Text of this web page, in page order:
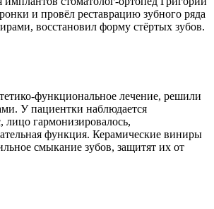
и провёл реставрацию зубного ряда
восстановил форму стёртых зубов.
функциональное лечение, решили
У пациентки наблюдается
гармонизировалось,
функция. Керамические виниры
смыкание зубов, защитят их от